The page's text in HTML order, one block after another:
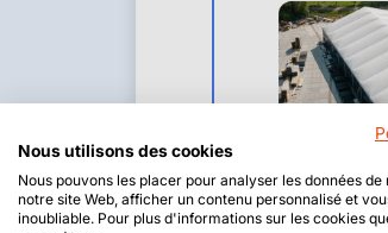
Structure en
Nous utilisons des cookies
Nous pouvons les placer pour analyser les données
notre site Web, afficher un contenu personnalisé et
inoubliable. Pour plus d'informations sur les cookies